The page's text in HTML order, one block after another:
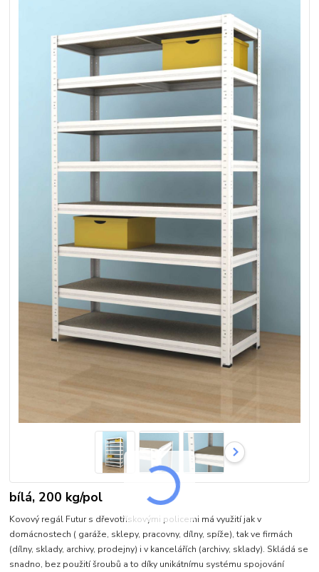
bílá, 200 kg/pol
Kovový regál Futur s dřevotřískovými policemi má využití jak v
domácnostech ( garáže, sklepy, pracovny, dílny, spíže), tak ve firmách
(dílny, sklady, archivy, prodejny) i v kancelářích (archivy, sklady). Skládá se
snadno, bez použití šroubů a to díky unikátnímu systému spojování